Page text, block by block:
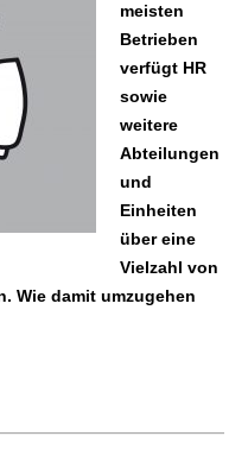
meisten
Betrieben
verfügt HR
sowie
weitere
Abteilungen
und
Einheiten
über eine
Vielzahl von
Wie damit umzugehen